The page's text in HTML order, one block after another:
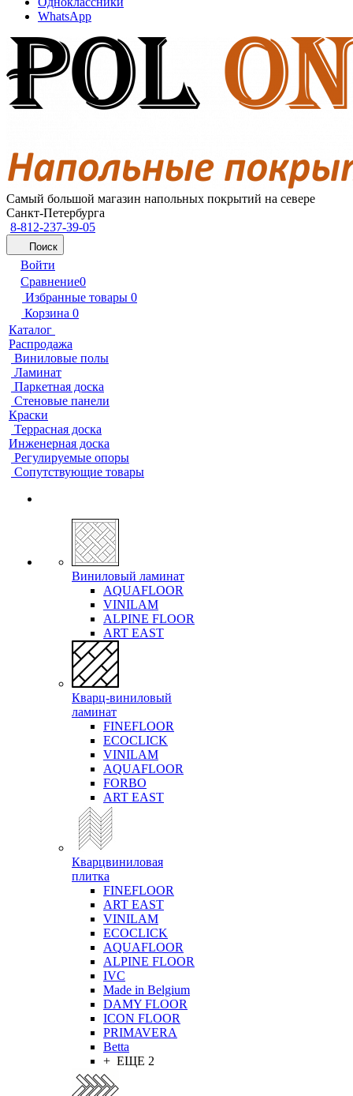
WhatsApp
Самый большой магазин напольных покрытий на севере
Санкт-Петербурга
8-812-237-39-05
Поиск
Войти
Сравнение0
Избранные товары 0
Корзина 0
Каталог
Распродажа
Виниловые полы
Ламинат
Паркетная доска
Стеновые панели
Краски
Террасная доска
Инженерная доска
Регулируемые опоры
Сопутствующие товары
Виниловый ламинат
AQUAFLOOR
VINILAM
ALPINE FLOOR
ART EAST
Кварц-виниловый
ламинат
FINEFLOOR
ECOCLICK
VINILAM
AQUAFLOOR
FORBO
ART EAST
Кварцвиниловая
плитка
FINEFLOOR
ART EAST
VINILAM
ECOCLICK
AQUAFLOOR
ALPINE FLOOR
IVC
Made in Belgium
DAMY FLOOR
ICON FLOOR
PRIMAVERA
Betta
+ ЕЩЕ 2